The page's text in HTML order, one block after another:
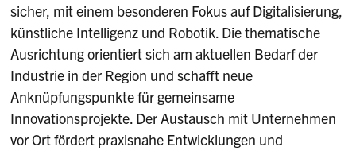
sicher, mit einem besonderen Fokus auf Digitalisierung,
künstliche Intelligenz und Robotik. Die thematische
Ausrichtung orientiert sich am aktuellen Bedarf der
Industrie in der Region und schafft neue
Anknüpfungspunkte für gemeinsame
Innovationsprojekte. Der Austausch mit Unternehmen
vor Ort fördert praxisnahe Entwicklungen und